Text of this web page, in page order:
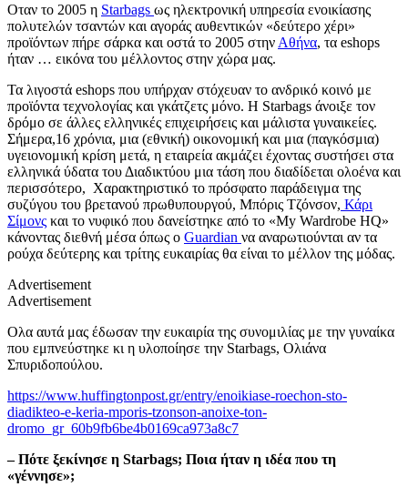
Οταν το 2005 η Starbags ως ηλεκτρονική υπηρεσία ενοικίασης
πολυτελών τσαντών και αγοράς αυθεντικών «δεύτερο χέρι»
προϊόντων πήρε σάρκα και οστά το 2005 στην Αθήνα, τα eshops
ήταν … εικόνα του μέλλοντος στην χώρα μας.
Τα λιγοστά eshops που υπήρχαν στόχευαν το ανδρικό κοινό με
προϊόντα τεχνολογίας και γκάτζετς μόνο. Η Starbags άνοιξε τον
δρόμο σε άλλες ελληνικές επιχειρήσεις και μάλιστα γυναικείες.
Σήμερα,16 χρόνια, μια (εθνική) οικονομική και μια (παγκόσμια)
υγειονομική κρίση μετά, η εταιρεία ακμάζει έχοντας συστήσει στα
ελληνικά ύδατα του Διαδικτύου μια τάση που διαδίδεται ολοένα και
περισσότερο, Χαρακτηριστικό το πρόσφατο παράδειγμα της
συζύγου του βρετανού πρωθυπουργού, Μπόρις Τζόνσον, Κάρι
Σίμονς και το νυφικό που δανείστηκε από το «My Wardrobe HQ»
κάνοντας διεθνή μέσα όπως ο Guardian να αναρωτιούνται αν τα
ρούχα δεύτερης και τρίτης ευκαιρίας θα είναι το μέλλον της μόδας.
Advertisement
Advertisement
Ολα αυτά μας έδωσαν την ευκαιρία της συνομιλίας με την γυναίκα
που εμπνεύστηκε κι η υλοποίησε την Starbags, Ολιάνα
Σπυριδοπούλου.
https://www.huffingtonpost.gr/entry/enoikiase-roechon-sto-
diadikteo-e-keria-mporis-tzonson-anoixe-ton-
dromo_gr_60b9fb6be4b0169ca973a8c7
– Πότε ξεκίνησε η Starbags; Ποια ήταν η ιδέα που τη
«γέννησε»;